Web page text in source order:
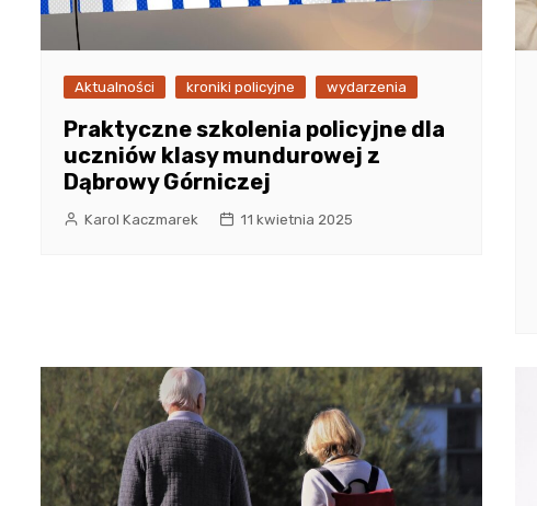
Aktualności kroniki policyjne wydarzenia
Praktyczne szkolenia policyjne dla
uczniów klasy mundurowej z
Dąbrowy Górniczej
Karol Kaczmarek 11 kwietnia 2025